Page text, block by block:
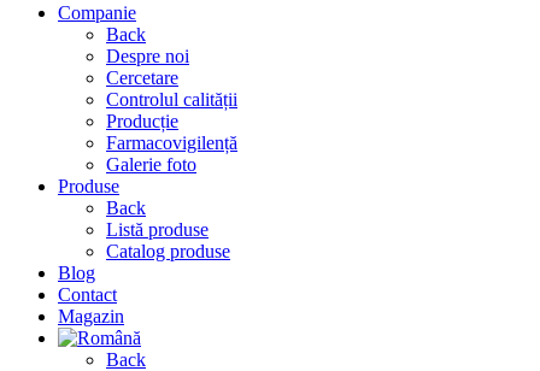
Companie
Back
Despre noi
Cercetare
Controlul calității
Producție
Farmacovigilență
Galerie foto
Produse
Back
Listă produse
Catalog produse
Blog
Contact
Magazin
Back